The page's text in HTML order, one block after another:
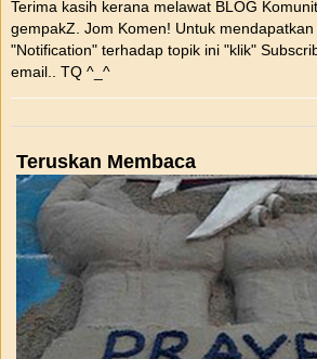
Terima kasih kerana melawat BLOG
gempakZ. Jom Komen! Untuk mendapatkan
"Notification" terhadap topik ini "klik"
email.. TQ ^_^
Teruskan Membaca